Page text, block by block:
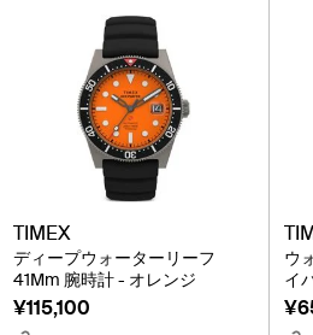
TIMEX
ディープウォーターリーフ
41Mm 腕時計 - オレンジ
¥115,100
ウ
イ